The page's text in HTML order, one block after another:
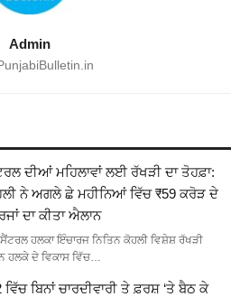
Admin
ਦੀਆਂ ਮਹਿਲਾਵਾਂ ਲਈ ਰੱਖੜੀ ਦਾ ਤੋਹਫ਼ਾ:
ਨੇ ਅਗਲੇ ਛੇ ਮਹੀਨਿਆਂ ਵਿੱਚ ₹59 ਕਰੋੜ ਦੇ
ਦਾ ਕੀਤਾ ਐਲਾਨ
ਹਲਕਾ ਇੰਚਾਰਜ ਨਿਤਿਨ ਕੋਹਲੀ ਵਿਸ਼ੇਸ਼ ਰੱਖੜੀ
ਹਲਕੇ ਦੇ ਵਿਕਾਸ ਵਿੱਚ…
ਵਿੱਚ ਬਿਨਾਂ ਚਾਰਦੀਵਾਰੀ ਤੇ ਫ਼ਰਸ਼ ‘ਤੇ ਬੈਠ ਕੇ